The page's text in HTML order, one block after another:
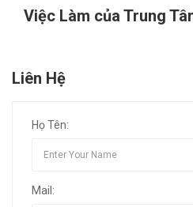
Việc Làm của Trung
Liên Hệ
Họ Tên:
Mail: